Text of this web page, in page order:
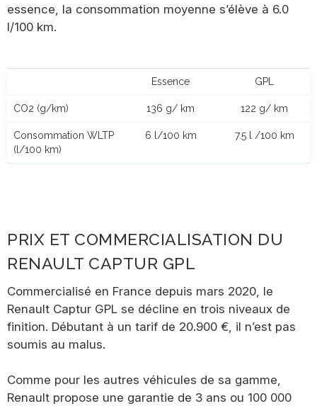
essence, la consommation moyenne s’élève à 6.0
l/100 km.
Essence GPL
CO2 (g/km) 136 g/ km 122 g/ km
Consommation WLTP
(l/100 km)
6 l/100 km 7.5 l /100 km
PRIX ET COMMERCIALISATION DU
RENAULT CAPTUR GPL
Commercialisé en France depuis mars 2020, le
Renault Captur GPL se décline en trois niveaux de
finition. Débutant à un tarif de 20.900 €, il n’est pas
soumis au malus.
Comme pour les autres véhicules de sa gamme,
Renault propose une garantie de 3 ans ou 100 000